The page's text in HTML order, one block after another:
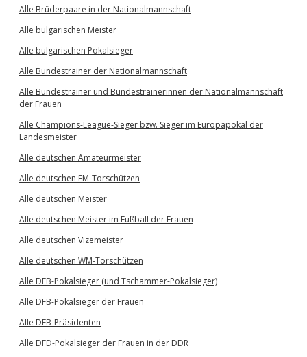
Alle Brüderpaare in der Nationalmannschaft
Alle bulgarischen Meister
Alle bulgarischen Pokalsieger
Alle Bundestrainer der Nationalmannschaft
Alle Bundestrainer und Bundestrainerinnen der Nationalmannschaft
der Frauen
Alle Champions-League-Sieger bzw. Sieger im Europapokal der
Landesmeister
Alle deutschen Amateurmeister
Alle deutschen EM-Torschützen
Alle deutschen Meister
Alle deutschen Meister im Fußball der Frauen
Alle deutschen Vizemeister
Alle deutschen WM-Torschützen
Alle DFB-Pokalsieger (und Tschammer-Pokalsieger)
Alle DFB-Pokalsieger der Frauen
Alle DFB-Präsidenten
Alle DFD-Pokalsieger der Frauen in der DDR